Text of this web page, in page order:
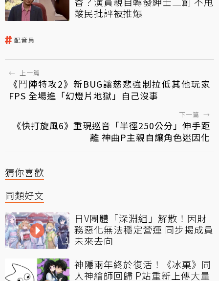
酸民批評被推爆
配音員
← 上一篇
《鬥陣特攻2》新BUG讓慈悲強制拉低其他玩家
FPS 全場進「幻燈片地獄」自己沒事
下一篇 →
《快打旋風6》重現巡音「半徑250公分」伸手距
離 神曲P主親自讓角色迷因化
猜你喜歡
同類好文
日V團體「深淵組」解散！因財
務惡化無法穩定營運 同步揭成員
未來去向
神隱兩年終於復活！《冰菓》同
人神繪師回歸 P站重新上傳大量